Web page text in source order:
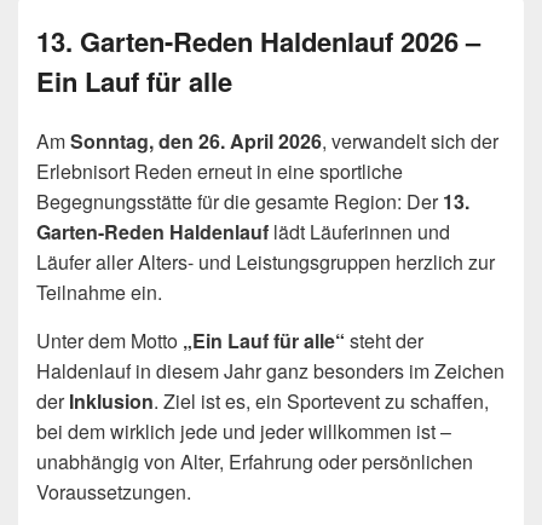
13. Garten-Reden Haldenlauf 2026 –
Ein Lauf für alle
AmSonntag, den 26. April 2026, verwandelt sich der
Erlebnisort Reden erneut in eine sportliche
Begegnungsstätte für die gesamte Region: Der13.
Garten-Reden Haldenlauf lädt Läuferinnen und
Läufer aller Alters- und Leistungsgruppen herzlich zur
Teilnahme ein.
Unter dem Motto „Ein Lauf für alle“ steht der
Haldenlauf in diesem Jahr ganz besonders im Zeichen
derInklusion. Ziel ist es, ein Sportevent zu schaffen,
bei dem wirklich jede und jeder willkommen ist –
unabhängig von Alter, Erfahrung oder persönlichen
Voraussetzungen.